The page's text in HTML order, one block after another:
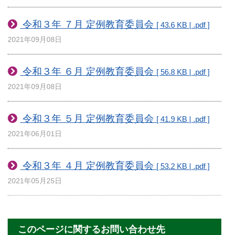
令和３年 ７月 定例教育委員会 [ 43.6 KB | .pdf ]
2021年09月08日
令和３年 ６月 定例教育委員会 [ 56.8 KB | .pdf ]
2021年09月08日
令和３年 ５月 定例教育委員会 [ 41.9 KB | .pdf ]
2021年06月01日
令和３年 ４月 定例教育委員会 [ 53.2 KB | .pdf ]
2021年05月25日
このページに関するお問い合わせ先